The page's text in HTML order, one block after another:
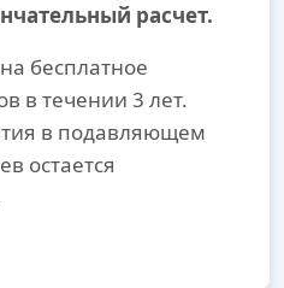
расчет.
бесплатное
в течении 3 лет.
в подавляющем
остается